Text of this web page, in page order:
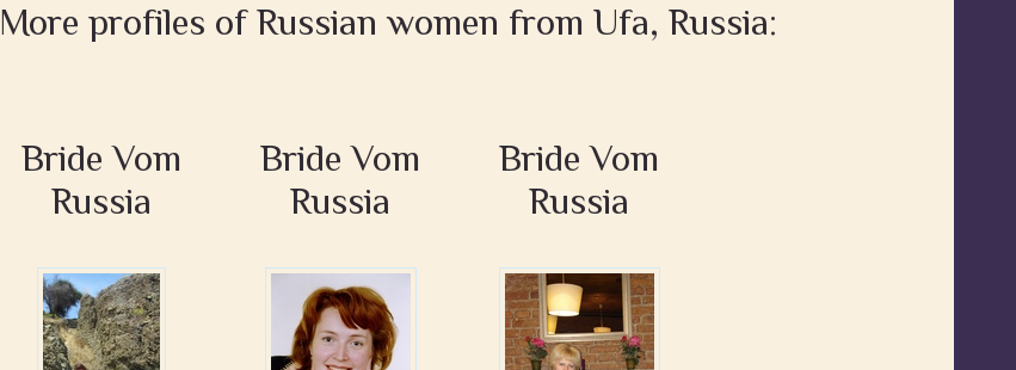
More profiles of Russian women from Ufa, Russia:
Bride Vom
Russia
Bride Vom
Russia
Bride Vom
Russia